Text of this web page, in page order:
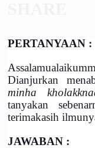
PERTANYAAN :
Dianjurkan
minha
tanyakan
terimakasih
JAWABAN :